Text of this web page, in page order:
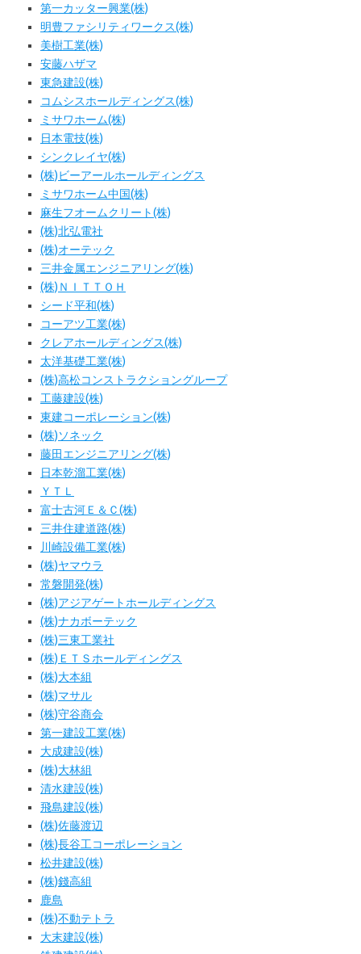
第一カッター興業(株)
明豊ファシリティワークス(株)
美樹工業(株)
安藤ハザマ
東急建設(株)
コムシスホールディングス(株)
ミサワホーム(株)
日本電技(株)
シンクレイヤ(株)
(株)ビーアールホールディングス
ミサワホーム中国(株)
麻生フオームクリート(株)
(株)北弘電社
(株)オーテック
三井金属エンジニアリング(株)
(株)ＮＩＴＴＯＨ
シード平和(株)
コーアツ工業(株)
クレアホールディングス(株)
太洋基礎工業(株)
(株)高松コンストラクショングループ
工藤建設(株)
東建コーポレーション(株)
(株)ソネック
藤田エンジニアリング(株)
日本乾溜工業(株)
ＹＴＬ
富士古河Ｅ＆Ｃ(株)
三井住建道路(株)
川崎設備工業(株)
(株)ヤマウラ
常磐開発(株)
(株)アジアゲートホールディングス
(株)ナカボーテック
(株)三東工業社
(株)ＥＴＳホールディングス
(株)大本組
(株)マサル
(株)守谷商会
第一建設工業(株)
大成建設(株)
(株)大林組
清水建設(株)
飛島建設(株)
(株)佐藤渡辺
(株)長谷工コーポレーション
松井建設(株)
(株)錢高組
鹿島
(株)不動テトラ
大末建設(株)